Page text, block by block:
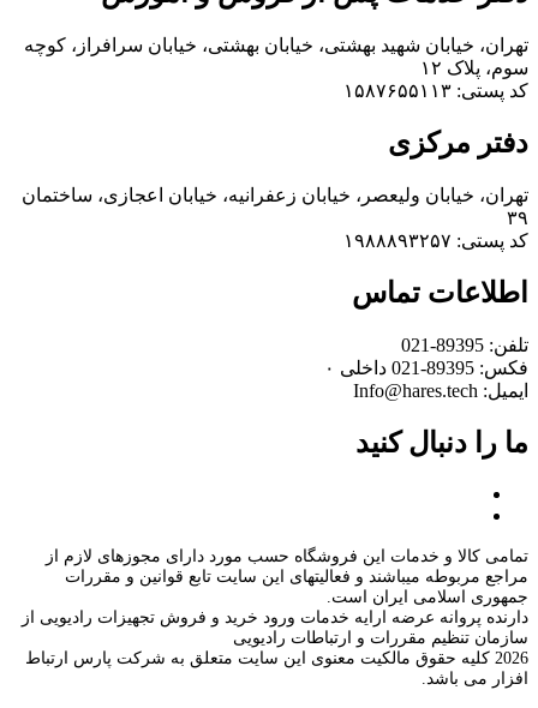
تهران، خیابان شهید بهشتی، خیابان بهشتی، خیابان سرافراز، کوچه
سوم، پلاک ۱۲
کد پستی: ۱۵۸۷۶۵۵۱۱۳
دفتر مرکزی
تهران، خیابان ولیعصر، خیابان زعفرانیه، خیابان اعجازی، ساختمان
۳۹
کد پستی: ۱۹۸۸۸۹۳۲۵۷
اطلاعات تماس
تلفن: 89395-021
فکس: 89395-021 داخلی ۰
ایمیل: Info@hares.tech
ما را دنبال کنید
تمامی کالا و خدمات این فروشگاه حسب مورد دارای مجوزهای لازم از
مراجع مربوطه میباشند و فعالیتهای این سایت تابع قوانین و مقررات
جمهوری اسلامی ایران است.
دارنده پروانه عرضه ارایه خدمات ورود خرید و فروش تجهیزات رادیویی از
سازمان تنظیم مقررات و ارتباطات رادیویی
2026 کلیه حقوق مالکیت معنوی این سایت متعلق به شرکت پارس ارتباط
افزار می باشد.